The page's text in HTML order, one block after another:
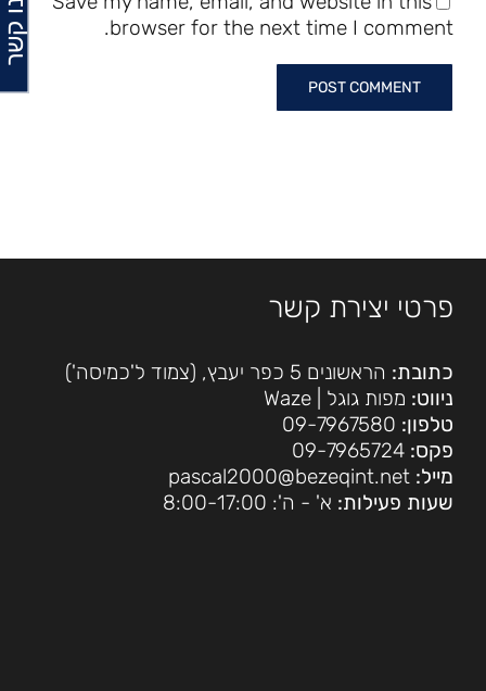
browser for the next time I comment.
פרטי יצירת קשר
כתובת: הראשונים 5 כפר יעבץ, (צמוד ל'כמיסה')
ניווט: מפות גוגל
Waze
טלפון: 09-7967580
פקס:
מייל: pascal2000@bezeqint.net
שעות פעילות: א' - ה': 8:00-17:00